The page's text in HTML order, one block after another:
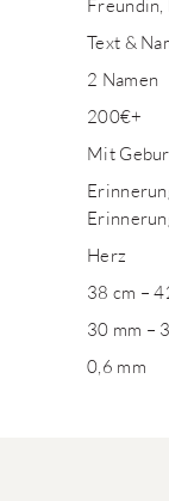
Freundin,
Text &
2 Namen
200€+
Mit
Herz
38 cm –
30 mm –
0,6 mm